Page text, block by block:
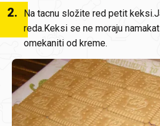
2.
Na tacnu složite red petit
reda.Keksi se ne moraju
omekaniti od kreme.